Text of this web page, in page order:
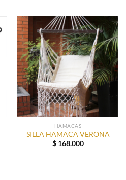
HAMACAS
SILLA HAMACA VERONA
$168.000